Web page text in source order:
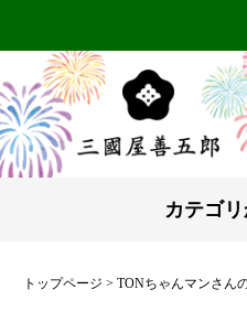
カテゴ
トップページ TONちゃんマンさん